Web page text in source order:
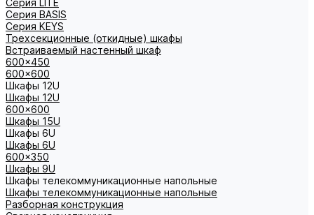
Cерия LITE
Cерия BASIS
Cерия KEYS
Трехсекционные (откидные) шкафы
Встраиваемый настенный шкаф
600x450
600x600
Шкафы 12U
Шкафы 12U
600x600
Шкафы 15U
Шкафы 6U
Шкафы 6U
600x350
Шкафы 9U
Шкафы телекоммуникационные напольные
Шкафы телекоммуникационные напольные
Разборная конструкция